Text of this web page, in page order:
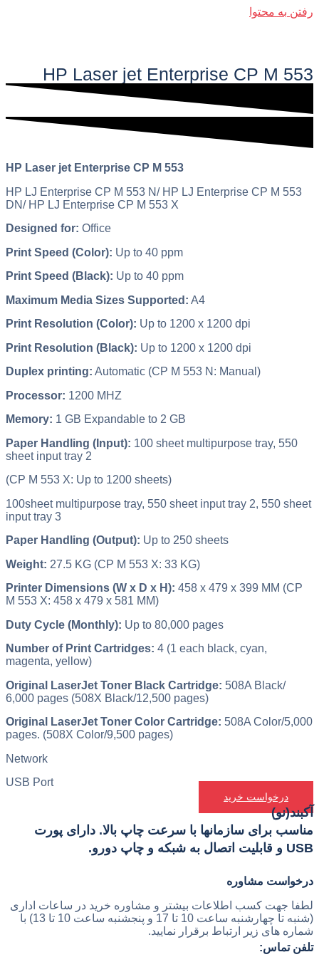
رفتن به محتوا
HP Laser jet Enterprise CP M 553​
HP Laser jet Enterprise CP M 553
HP LJ Enterprise CP M 553 N/ HP LJ Enterprise CP M 553
DN/ HP LJ Enterprise CP M 553 X
Designed for: Office
Print Speed (Color): Up to 40 ppm
Print Speed (Black): Up to 40 ppm
Maximum Media Sizes Supported: A4
Print Resolution (Color): Up to 1200 x 1200 dpi
Print Resolution (Black): Up to 1200 x 1200 dpi
Duplex printing: Automatic (CP M 553 N: Manual)
Processor: 1200 MHZ
Memory: 1 GB Expandable to 2 GB
Paper Handling (Input): 100 sheet multipurpose tray, 550
sheet input tray 2
(CP M 553 X: Up to 1200 sheets)
100sheet multipurpose tray, 550 sheet input tray 2, 550 sheet
input tray 3
Paper Handling (Output): Up to 250 sheets
Weight: 27.5 KG (CP M 553 X: 33 KG)
Printer Dimensions (W x D x H): 458 x 479 x 399 MM (CP
M 553 X: 458 x 479 x 581 MM)
Duty Cycle (Monthly): Up to 80,000 pages
Number of Print Cartridges: 4 (1 each black, cyan,
magenta, yellow)
Original LaserJet Toner Black Cartridge: 508A Black/
6,000 pages (508X Black/12,500 pages)
Original LaserJet Toner Color Cartridge: 508A Color/5,000
pages. (508X Color/9,500 pages)
Network
USB Port
درخواست خرید
آکبند(نو)
مناسب برای سازمانها با سرعت چاپ بالا. دارای پورت
USB و قابلیت اتصال به شبکه و چاپ دورو.
درخواست مشاوره
لطفا جهت کسب اطلاعات بیشتر و مشاوره خرید در ساعات اداری
(شنبه تا چهارشنبه ساعت 10 تا 17 و پنجشنبه ساعت 10 تا 13) با
شماره های زیر ارتباط برقرار نمایید.
تلفن تماس: